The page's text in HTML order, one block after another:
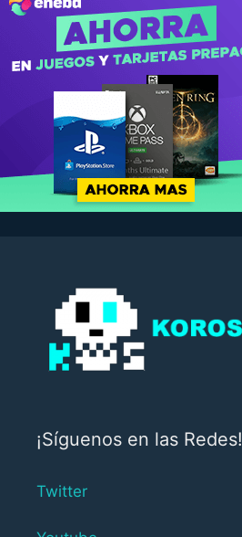
¡Síguenos en las Redes!
Twitter